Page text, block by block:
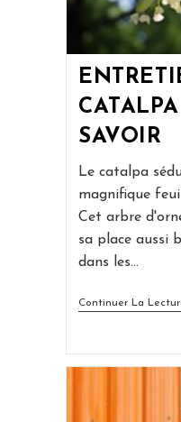
SAVOIR
Le catalpa
magnifique
Cet arbre
sa place aussi
dans les…
Continuer La